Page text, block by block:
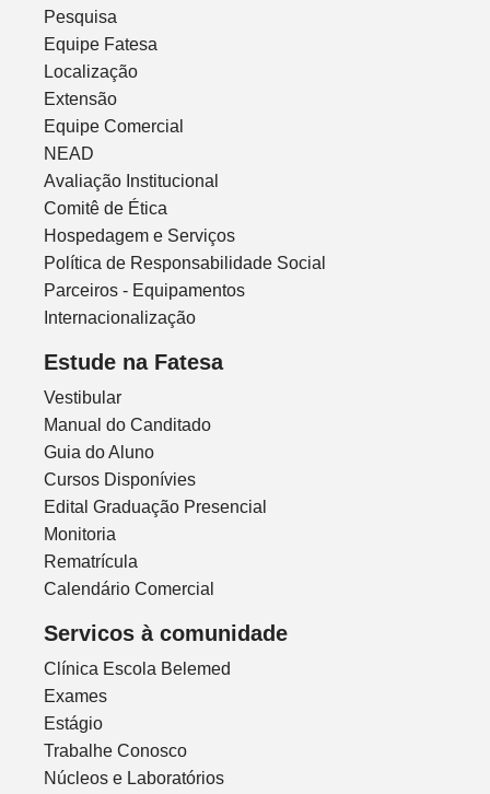
Pesquisa
Equipe Fatesa
Localização
Extensão
Equipe Comercial
NEAD
Avaliação Institucional
Comitê de Ética
Hospedagem e Serviços
Política de Responsabilidade Social
Parceiros - Equipamentos
Internacionalização
Estude na Fatesa
Vestibular
Manual do Canditado
Guia do Aluno
Cursos Disponívies
Edital Graduação Presencial
Monitoria
Rematrícula
Calendário Comercial
Servicos à comunidade
Clínica Escola Belemed
Exames
Estágio
Trabalhe Conosco
Núcleos e Laboratórios